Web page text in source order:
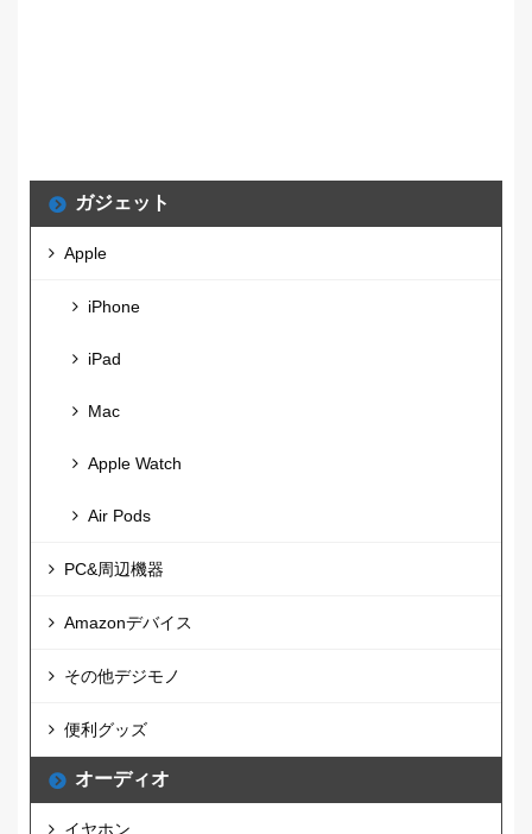
ガジェット
Apple
iPhone
iPad
Mac
Apple Watch
Air Pods
PC&周辺機器
Amazonデバイス
その他デジモノ
便利グッズ
オーディオ
イヤホン